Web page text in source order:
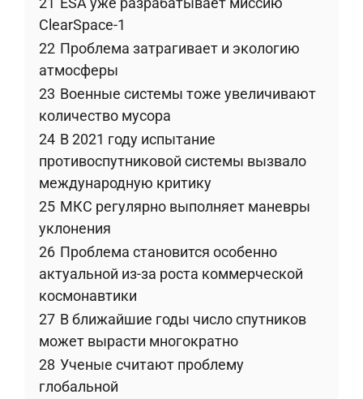
ClearSpace-1
22 Проблема затрагивает и экологию
атмосферы
23 Военные системы тоже увеличивают
количество мусора
24 В 2021 году испытание
противоспутниковой системы вызвало
международную критику
25 МКС регулярно выполняет маневры
уклонения
26 Проблема становится особенно
актуальной из-за роста коммерческой
космонавтики
27 В ближайшие годы число спутников
может вырасти многократно
28 Ученые считают проблему
глобальной